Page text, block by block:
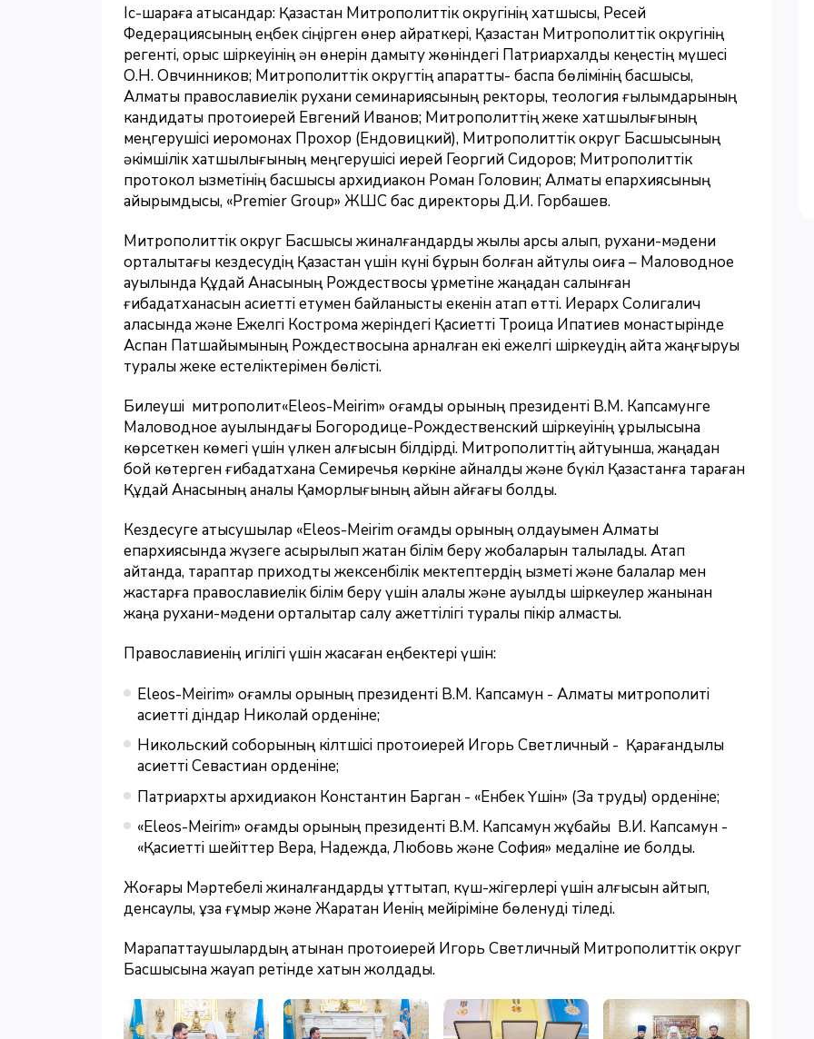
Іс-шараға қатысқандар: Қазақстан Митрополиттік округінің хатшысы, Ресей
Федерациясының еңбек сіңірген өнер қайраткері, Қазақстан Митрополиттік округінің
регенті, орыс шіркеуінің ән өнерін дамыту жөніндегі Патриархалдық кеңестің мүшесі
О.Н. Овчинников; Митрополиттік округтің ақпараттық- баспа бөлімінің басшысы,
Алматы православиелік рухани семинариясының ректоры, теология ғылымдарының
кандидаты протоиерей Евгений Иванов; Митрополиттің жеке хатшылығының
меңгерушісі иеромонах Прохор (Ендовицкий), Митрополиттік округ Басшысының
әкімшілік хатшылығының меңгерушісі иерей Георгий Сидоров; Митрополиттік
протокол қызметінің басшысы архидиакон Роман Головин; Алматы епархиясының
қайырымдысы, «Premier Group» ЖШС бас директоры Д.И. Горбашев.
Митрополиттік округ Басшысы жиналғандарды жылы қарсы алып, рухани-мәдени
орталықтағы кездесудің Қазақстан үшін күні бұрын болған айтулы оқиға – Маловодное
ауылында Құдай Анасының Рождествосы құрметіне жаңадан салынған
ғибадатханасын қасиетті етумен байланысты екенін атап өтті. Иерарх Солигалич
қаласында және Ежелгі Кострома жеріндегі Қасиетті Троица Ипатиев монастырінде
Аспан Патшайымының Рождествосына арналған екі ежелгі шіркеудің қайта жаңғыруы
туралы жеке естеліктерімен бөлісті.
Билеуші митрополит«Eleos-Meirim» қоғамдық қорының президенті В.М. Капсамунге
Маловодное ауылындағы Богородице-Рождественский шіркеуінің құрылысына
көрсеткен көмегі үшін үлкен алғысын білдірді. Митрополиттің айтуынша, жаңадан
бой көтерген ғибадатхана Семиречья көркіне айналды және бүкіл Қазақстанға тараған
Құдай Анасының аналық Қамқорлығының айқын айғағы болды.
Кездесуге қатысушылар «Eleos-Meirim қоғамдық қорының қолдауымен Алматы
епархиясында жүзеге асырылып жатқан білім беру жобаларын талқылады. Атап
айтқанда, тараптар приходтық жексенбілік мектептердің қызметі және балалар мен
жастарға православиелік білім беру үшін қалалық және ауылдық шіркеулер жанынан
жаңа рухани-мәдени орталықтар салу қажеттілігі туралы пікір алмасты.
Православиенің игілігі үшін жасаған еңбектері үшін:
Eleos-Meirim» қоғамлық қорының президенті В.М. Капсамун - Алматы митрополиті
қасиетті діндар Николай орденіне;
Никольский соборының кілтшісі протоиерей Игорь Светличный - Қарағандылық
қасиетті Севастиан орденіне;
Патриархтық архидиакон Константин Барган - «Енбек Үшiн» (За труды) орденіне;
«Eleos-Meirim» қоғамдық қорының президенті В.М. Капсамун жұбайы В.И. Капсамун -
«Қасиетті шейіттер Вера, Надежда, Любовь және София» медаліне ие болды.
Жоғары Мәртебелі жиналғандарды құттықтап, күш-жігерлері үшін алғысын айтып,
денсаулық, ұзақ ғұмыр және Жаратқан Иенің мейіріміне бөленуді тіледі.
Марапаттаушылардың атынан протоиерей Игорь Светличный Митрополиттік округ
Басшысына жауап ретінде хатын жолдады.